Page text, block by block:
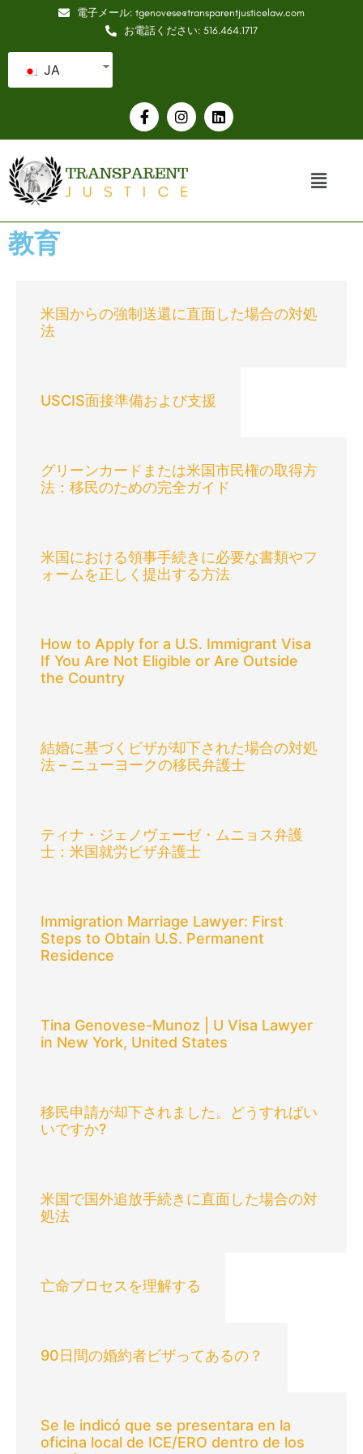
電子メール: tgenovese@transparentjusticelaw.com
お電話ください: 516.464.1717
JA
教育
米国からの強制送還に直面した場合の対処
法
USCIS面接準備および支援
グリーンカードまたは米国市民権の取得方
法：移民のための完全ガイド
米国における領事手続きに必要な書類やフ
ォームを正しく提出する方法
How to Apply for a U.S. Immigrant Visa
If You Are Not Eligible or Are Outside
the Country
結婚に基づくビザが却下された場合の対処
法 – ニューヨークの移民弁護士
ティナ・ジェノヴェーゼ・ムニョス弁護
士：米国就労ビザ弁護士
Immigration Marriage Lawyer: First
Steps to Obtain U.S. Permanent
Residence
Tina Genovese-Munoz | U Visa Lawyer
in New York, United States
移民申請が却下されました。どうすればい
いですか?
米国で国外追放手続きに直面した場合の対
処法
亡命プロセスを理解する
90日間の婚約者ビザってあるの？
Se le indicó que se presentara en la
oficina local de ICE/ERO dentro de los